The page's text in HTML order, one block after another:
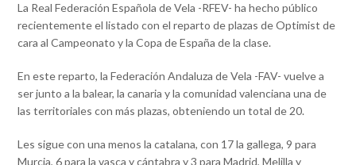
La Real Federación Española de Vela -RFEV- ha hecho público
recientemente el listado con el reparto de plazas de Optimist de
cara al Campeonato y la Copa de España de la clase.
En este reparto, la Federación Andaluza de Vela -FAV- vuelve a
ser junto a la balear, la canaria y la comunidad valenciana una de
las territoriales con más plazas, obteniendo un total de 20.
Les sigue con una menos la catalana, con 17 la gallega, 9 para
Murcia, 6 para la vasca y cántabra y 3 para Madrid, Melilla y